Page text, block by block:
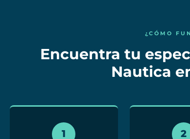
¿CÓMO
Encuentra tu
Nautica
1 2